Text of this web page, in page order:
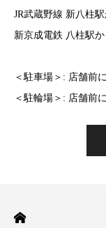
JR武蔵野線 新八柱
新京成電鉄 八柱駅
＜駐車場＞: 店舗前
＜駐輪場＞: 店舗前